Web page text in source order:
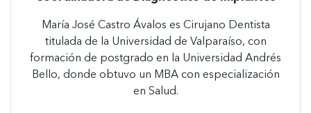
María José Castro Ávalos es Cirujano Dentista
titulada de la Universidad de Valparaíso, con
formación de postgrado en la Universidad Andrés
Bello, donde obtuvo un MBA con especialización
en Salud.